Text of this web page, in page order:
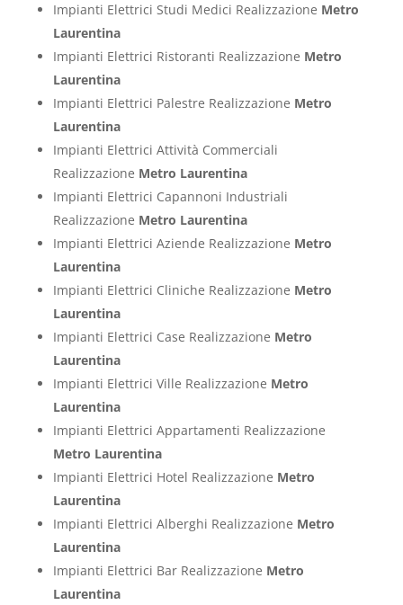
Impianti Elettrici Studi Medici Realizzazione Metro
Laurentina
Impianti Elettrici Ristoranti Realizzazione Metro
Laurentina
Impianti Elettrici Palestre Realizzazione Metro
Laurentina
Impianti Elettrici Attività Commerciali
Realizzazione Metro Laurentina
Impianti Elettrici Capannoni Industriali
Realizzazione Metro Laurentina
Impianti Elettrici Aziende Realizzazione Metro
Laurentina
Impianti Elettrici Cliniche Realizzazione Metro
Laurentina
Impianti Elettrici Case Realizzazione Metro
Laurentina
Impianti Elettrici Ville Realizzazione Metro
Laurentina
Impianti Elettrici Appartamenti Realizzazione
Metro Laurentina
Impianti Elettrici Hotel Realizzazione Metro
Laurentina
Impianti Elettrici Alberghi Realizzazione Metro
Laurentina
Impianti Elettrici Bar Realizzazione Metro
Laurentina